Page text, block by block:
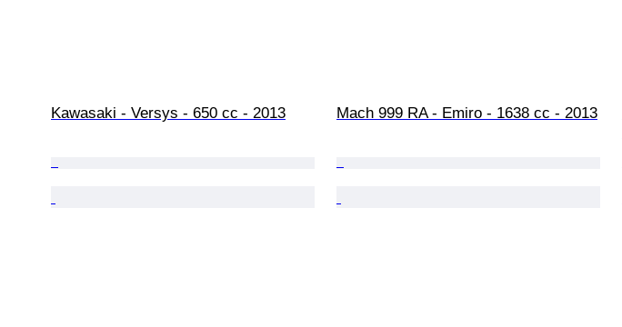
Kawasaki - Versys - 650 cc - 2013 Mach 999 RA - Emiro - 1638 cc - 2013